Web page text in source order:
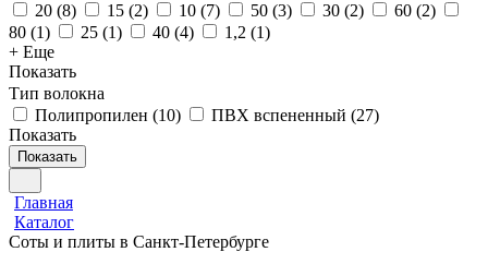
20 (8) 15 (2) 10 (7) 50 (3) 30 (2) 60 (2)
80 (1) 25 (1) 40 (4) 1,2 (1)
+ Еще
Показать
Тип волокна
Полипропилен (10) ПВХ вспененный (27)
Показать
Показать
Главная
Каталог
Соты и плиты в Санкт-Петербурге